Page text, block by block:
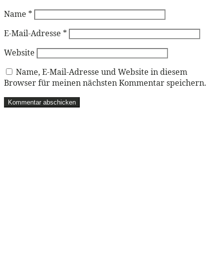
Name *
E-Mail-Adresse *
Website
Name, E-Mail-Adresse und Website in diesem
Browser für meinen nächsten Kommentar speichern.